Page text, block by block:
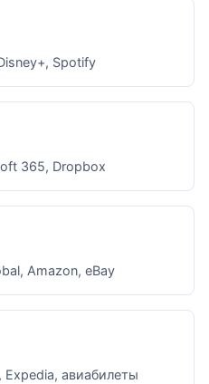
Spotify
365, Dropbox
Amazon, eBay
авиабилеты